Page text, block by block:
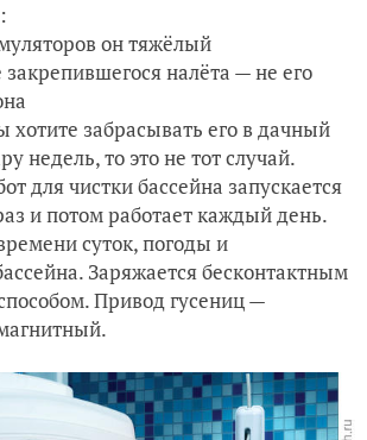
он тяжёлый
закрепившегося налёта — не его
хотите забрасывать его в дачный
недель, то это не тот случай.
для чистки бассейна запускается
и потом работает каждый день.
суток, погоды и
Заряжается бесконтактным
Привод гусениц —